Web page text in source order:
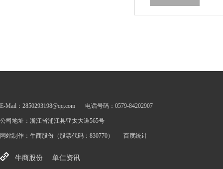
E-Mail：2850293198@qq.com 电话号码：0579-84202907
公司地址：浙江省浦江县亚太大道565号
网站制作： 牛商股份 （股票代码：830770） 百度统计
牛商股份 单仁资讯